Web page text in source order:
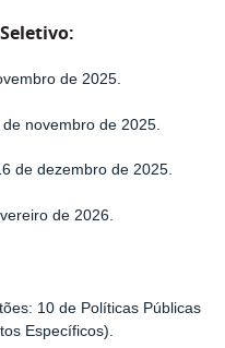
:
de 2025.
novembro de 2025.
de dezembro de 2025.
de 2026.
10 de Políticas Públicas
Específicos).